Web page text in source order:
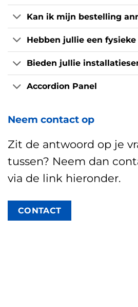
Kan ik mijn bestelling
Hebben jullie een
Bieden jullie
Accordion Panel
Neem contact op
Zit de antwoord op je
tussen? Neem dan
via de link hieronder.
CONTACT